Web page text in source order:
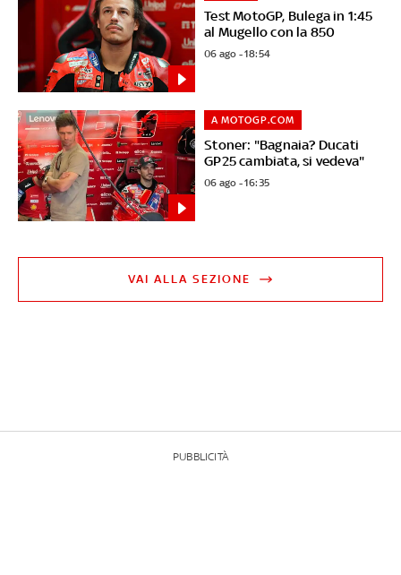
Test MotoGP, Bulega in 1:45
al Mugello con la 850
06 ago - 18:54
Stoner: "Bagnaia? Ducati
GP25 cambiata, si vedeva"
A MOTOGP.COM
06 ago - 16:35
VAI ALLA SEZIONE
PUBBLICITÀ